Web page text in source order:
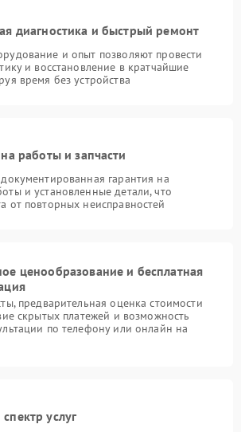
диагностика и быстрый ремонт
и опыт позволяют провести
и восстановление в кратчайшие
время без устройства
работы и запчасти
гарантия на
и установленные детали, что
от повторных неисправностей
ценообразование и бесплатная
предварительная оценка стоимости
скрытых платежей и возможность
по телефону или онлайн на
услуг